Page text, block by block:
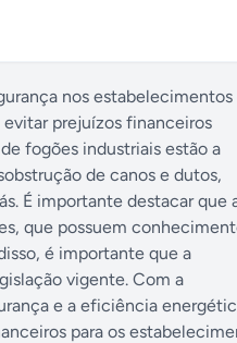
nos estabelecimentos
prejuízos financeiros
fogões industriais estão a
de canos e dutos,
É importante destacar que
que possuem
é importante que a
vigente. Com a
e a eficiência
para os